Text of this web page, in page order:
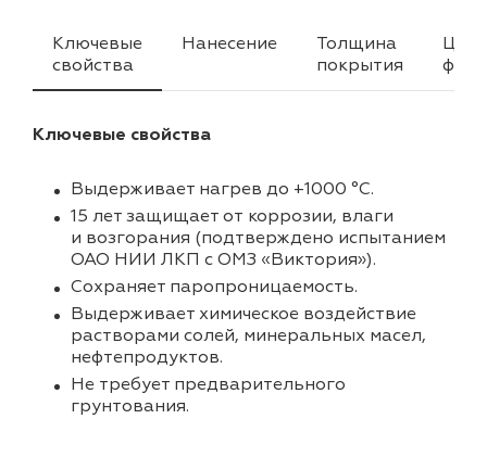
Ключевые
свойства
Нанесение
Толщина
покрытия
Ключевые свойства
Выдерживает нагрев до +1000 °C.
15 лет защищает от коррозии, влаги
и возгорания (подтверждено испытанием
ОАО НИИ ЛКП с ОМЗ «Виктория»).
Cохраняет паропроницаемость.
Выдерживает химическое воздействие
растворами солей, минеральных масел,
нефтепродуктов.
Не требует предварительного
грунтования.